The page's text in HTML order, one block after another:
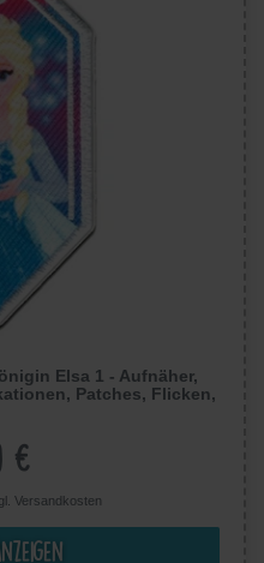
Elsa 1 - Aufnäher,
Patches, Flicken,
€
Versandkosten